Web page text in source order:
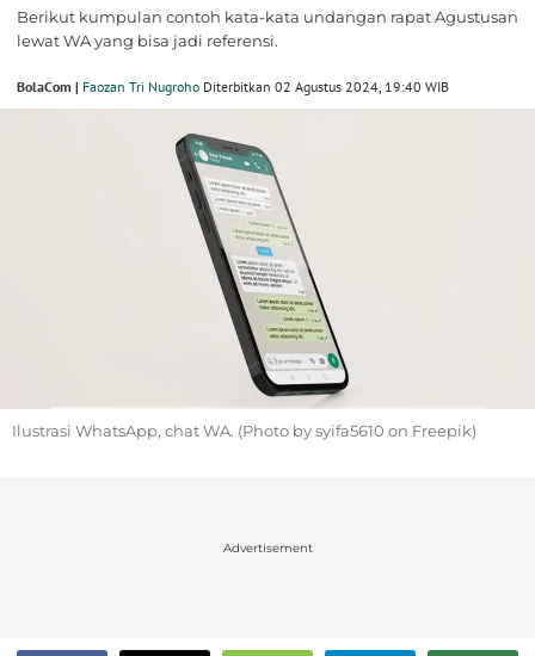
Berikut kumpulan contoh kata-kata undangan rapat Agustusan
lewat WA yang bisa jadi referensi.
BolaCom | Faozan Tri Nugroho Diterbitkan 02 Agustus 2024, 19:40 WIB
Ilustrasi WhatsApp, chat WA. (Photo by syifa5610 on Freepik)
Advertisement